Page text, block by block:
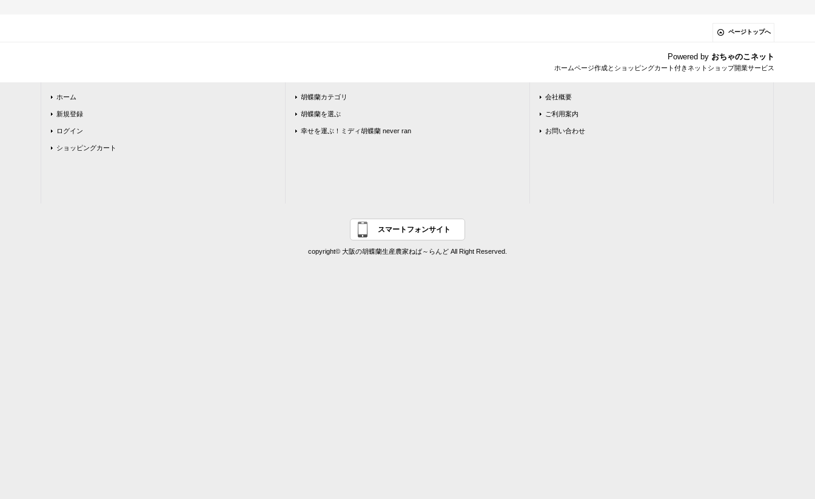
ページトップへ
Powered by おちゃのこネット
ホームページ作成とショッピングカート付きネットショップ開業サービス
ホーム
新規登録
ログイン
ショッピングカート
胡蝶蘭カテゴリ
胡蝶蘭を選ぶ
幸せを運ぶ！ミディ胡蝶蘭 never ran
会社概要
ご利用案内
お問い合わせ
スマートフォンサイト
copyright© 大阪の胡蝶蘭生産農家ねば～らんど All Right Reserved.